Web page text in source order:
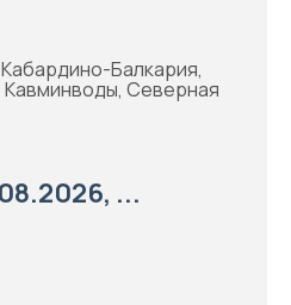
Балкария,
Северная
...